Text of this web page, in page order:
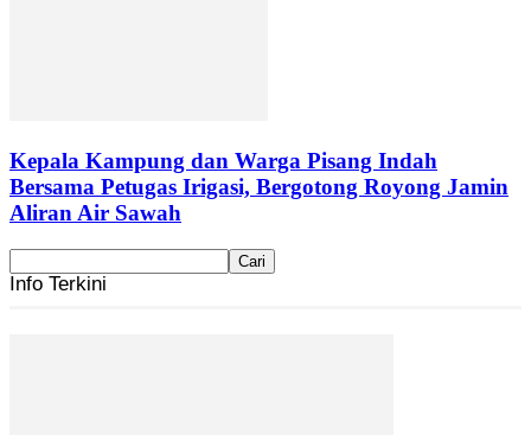
Kepala Kampung dan Warga Pisang Indah
Bersama Petugas Irigasi, Bergotong Royong Jamin
Aliran Air Sawah
Info Terkini